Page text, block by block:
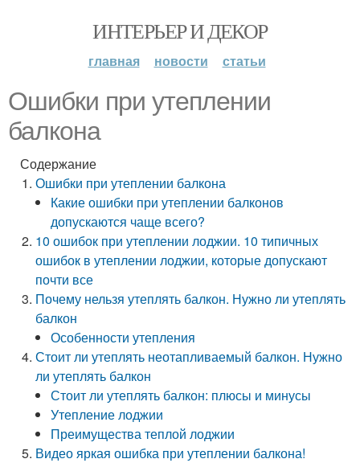
ИНТЕРЬЕР И ДЕКОР
главная новости статьи
Ошибки при утеплении
балкона
Содержание
Ошибки при утеплении балкона
Какие ошибки при утеплении балконов
допускаются чаще всего?
10 ошибок при утеплении лоджии. 10 типичных
ошибок в утеплении лоджии, которые допускают
почти все
Почему нельзя утеплять балкон. Нужно ли утеплять
балкон
Особенности утепления
Стоит ли утеплять неотапливаемый балкон. Нужно
ли утеплять балкон
Стоит ли утеплять балкон: плюсы и минусы
Утепление лоджии
Преимущества теплой лоджии
Видео яркая ошибка при утеплении балкона!